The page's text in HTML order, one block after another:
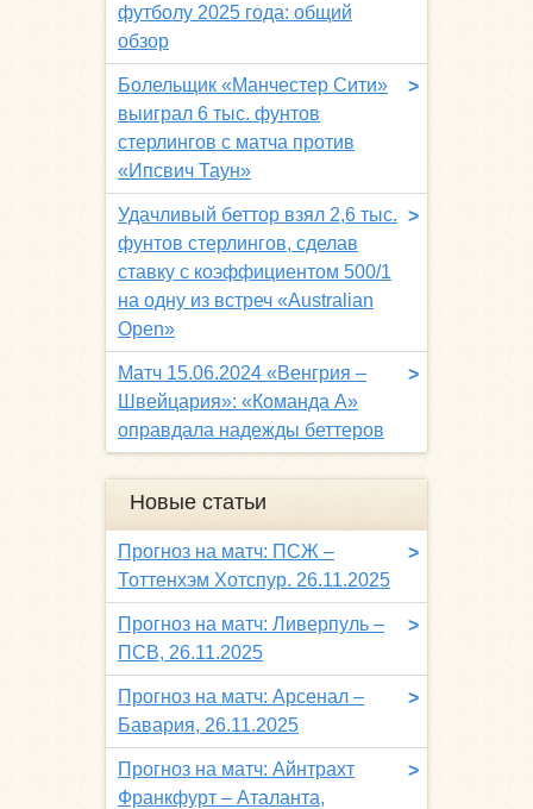
футболу 2025 года: общий
обзор
>
Болельщик «Манчестер Сити»
выиграл 6 тыс. фунтов
стерлингов с матча против
«Ипсвич Таун»
>
Удачливый беттор взял 2,6 тыс.
фунтов стерлингов, сделав
ставку с коэффициентом 500/1
на одну из встреч «Australian
Open»
>
Матч 15.06.2024 «Венгрия –
Швейцария»: «Команда A»
оправдала надежды беттеров
Новые статьи
>
Прогноз на матч: ПСЖ –
Тоттенхэм Хотспур. 26.11.2025
>
Прогноз на матч: Ливерпуль –
ПСВ, 26.11.2025
>
Прогноз на матч: Арсенал –
Бавария, 26.11.2025
>
Прогноз на матч: Айнтрахт
Франкфурт – Аталанта,